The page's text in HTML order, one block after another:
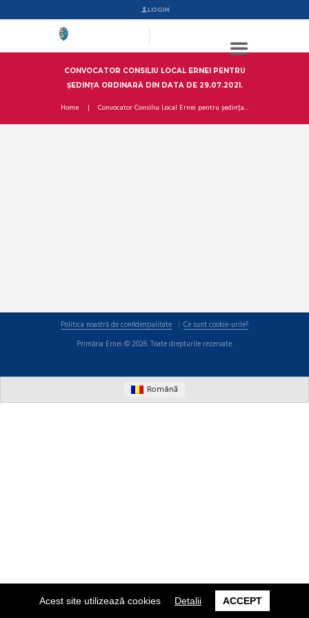
Acest site utilizează cookies Detalii ACCEPT
LOGIN
CONVOCATOR CONSILIU LOCAL ERNEI PENTRU
ȘEDINȚA ORDINARĂ DIN DATA DE 29.07.2021.
Home Convocator Consiliu Local Ernei pentru ședința...
Politica noastră de confidențialitate
Ce sunt cookie-urile?
Primăria Ernei © 2026. Toate drepturile rezervate.
Română